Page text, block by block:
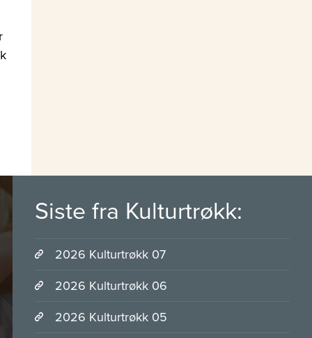
Siste fra Kulturtrøkk:
2026 Kulturtrøkk 07
2026 Kulturtrøkk 06
2026 Kulturtrøkk 05